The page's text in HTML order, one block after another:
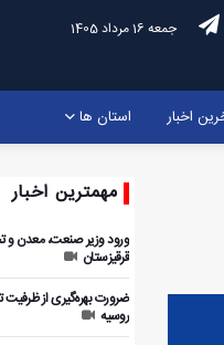
جمعه 16 مرداد 1405
اخبار استان ها
مهمترین اخبار
ورود وزیر صنعت، معدن و
قرقیزستان
ضرورت بهره‌گیری از ظرفیت
روسیه